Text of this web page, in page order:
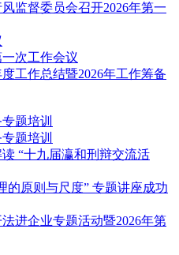
监督委员会召开2026年第一
次工作会议
工作总结暨2026年工作筹备
题培训
题培训
“十九届瀛和刑辩交流活
的原则与尺度” 专题讲座成功
进企业专题活动暨2026年第